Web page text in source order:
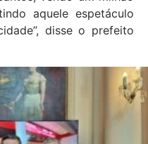
aquele espetáculo
disse o prefeito